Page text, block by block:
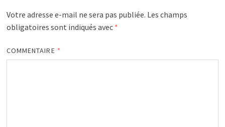
Votre adresse e-mail ne sera pas publiée. Les champs
obligatoires sont indiqués avec *
COMMENTAIRE *